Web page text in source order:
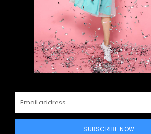
SUBSCRIBE NOW